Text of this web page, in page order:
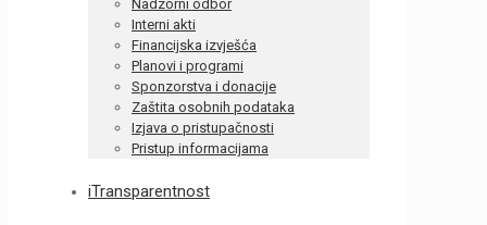
Nadzorni odbor
Interni akti
Financijska izvješća
Planovi i programi
Sponzorstva i donacije
Zaštita osobnih podataka
Izjava o pristupačnosti
Pristup informacijama
iTransparentnost